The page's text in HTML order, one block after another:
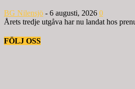
BG Nilensjö - 6 augusti, 2026 0
Årets tredje utgåva har nu landat hos
FÖLJ OSS